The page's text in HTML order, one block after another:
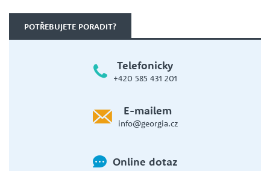
POTŘEBUJETE PORADIT?
Telefonicky
+420 585 431 201
E-mailem
info@georgia.cz
Online dotaz